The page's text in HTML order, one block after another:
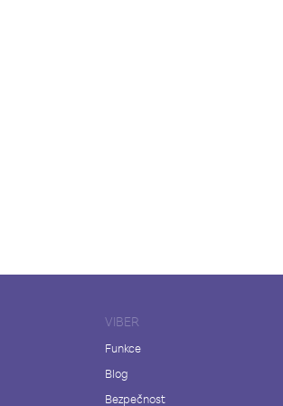
VIBER
Funkce
Blog
Bezpečnost